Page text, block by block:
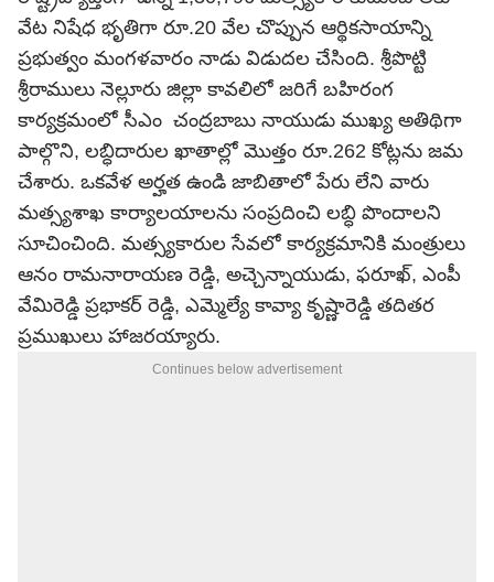
వేట నిషేధ భృతిగా రూ.20 వేల చొప్పున ఆర్థికసాయాన్ని
ప్రభుత్వం మంగళవారం నాడు విడుదల చేసింది. శ్రీపొట్టి
శ్రీరాములు నెల్లూరు జిల్లా కావలిలో జరిగే బహిరంగ
కార్యక్రమంలో సీఎం చంద్రబాబు నాయుడు ముఖ్య అతిథిగా
పాల్గొని, లబ్ధిదారుల ఖాతాల్లో మొత్తం రూ.262 కోట్లను జమ
చేశారు. ఒకవేళ అర్హత ఉండి జాబితాలో పేరు లేని వారు
మత్స్యశాఖ కార్యాలయాలను సంప్రదించి లబ్ధి పొందాలని
సూచించింది. మత్స్యకారుల సేవలో కార్యక్రమానికి మంత్రులు
ఆనం రామనారాయణ రెడ్డి, అచ్చెన్నాయుడు, ఫరూఖ్, ఎంపీ
వేమిరెడ్డి ప్రభాకర్ రెడ్డి, ఎమ్మెల్యే కావ్యా కృష్ణారెడ్డి తదితర
ప్రముఖులు హాజరయ్యారు.
Continues below advertisement